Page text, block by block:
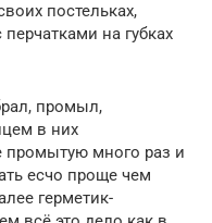
постельках,
на губках
промыл,
в них
промытую много раз и
есчо проще чем
герметик-